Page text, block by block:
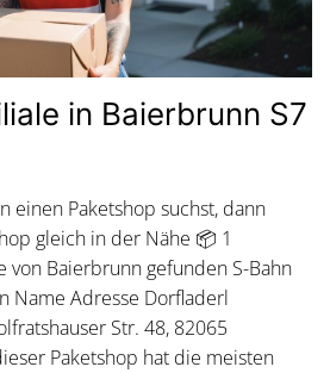
in Baierbrunn S7
einen Paketshop suchst, dann
gleich in der Nähe 📦 1
von Baierbrunn gefunden S-Bahn
Name Adresse Dorfladerl
Str. 48, 82065
Paketshop hat die meisten